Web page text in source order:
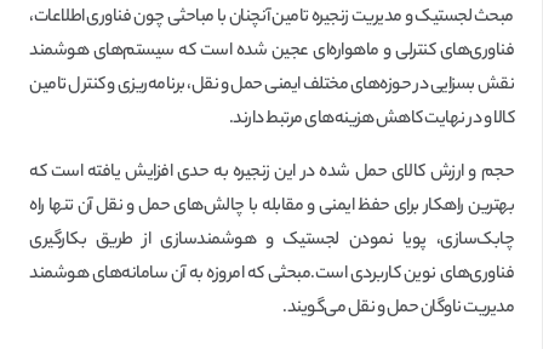
مبحث لجستیک و مدیریت زنجیره تامین آنچنان با مباحثی چون فناوری اطلاعات،
فناوری‌های کنترلی و ماهواره‌ای عجین شده است که سیستم‌های هوشمند
نقش بسزایی در حوزه‌های مختلف ایمنی حمل و نقل، برنامه‌ریزی و کنترل تامین
کالا و در نهایت کاهش هزینه‌های مرتبط دارند.
حجم و ارزش کالای حمل شده در این زنجیره به حدی افزایش یافته است که
بهترین راهکار برای حفظ ایمنی و مقابله با چالش‌های حمل و نقل آن تنها راه
چابک‌سازی، پویا نمودن لجستیک و هوشمندسازی از طریق بکارگیری
فناوری‌های نوین کاربردی است.مبحثی که امروزه به آن سامانه‌های هوشمند
مدیریت ناوگان حمل و نقل می‌گویند.